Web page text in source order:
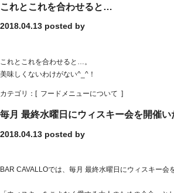
これとこれを合わせると…
2018.04.13 posted by
これとこれを合わせると…。
美味しくないわけがない^_^！
カテゴリ：[ フードメニューについて ]
毎月 最終水曜日にウィスキー会を開催い
2018.04.13 posted by
BAR CAVALLOでは、毎月 最終水曜日にウィスキー会